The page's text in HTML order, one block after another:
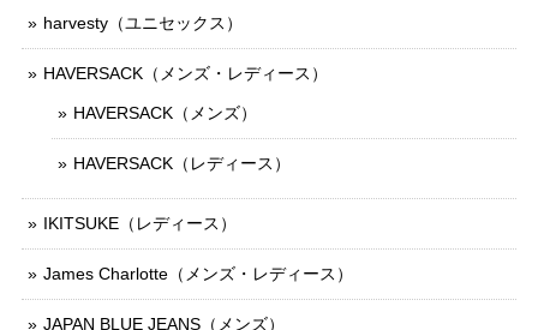
harvesty（ユニセックス）
HAVERSACK（メンズ・レディース）
HAVERSACK（メンズ）
HAVERSACK（レディース）
IKITSUKE（レディース）
James Charlotte（メンズ・レディース）
JAPAN BLUE JEANS（メンズ）